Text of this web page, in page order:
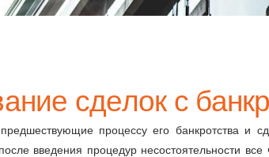
сделок с
процессу его банкротства и
введения процедур несостоятельности все